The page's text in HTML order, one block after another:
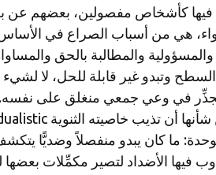
فيها كأشخاص مفصولين، بعضهم عن
هي من أسباب الصراع في
والمطالبة بالحق
وتبدو غير قابلة للحل، لا لشيء
في وعي جمعي منغلق على نفسه.
ما كان يبدو منفصلاً وضديًّا
فيها الأضداد لتصير مكمِّلات